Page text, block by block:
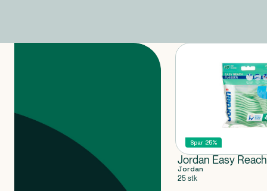
Spar 25%
Jordan Easy
Jordan
25 stk